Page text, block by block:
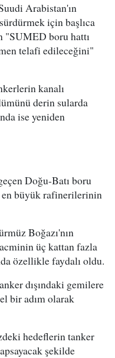
Arabistan'ın
için başlıca
"SUMED boru hattı
telafi edileceğini"
kanalı
derin sularda
ise yeniden
Doğu-Batı boru
en büyük rafinerilerinin
Boğazı'nın
üç kattan fazla
özellikle faydalı oldu.
dışındaki gemilere
bir adım olarak
hedeflerin tanker
şekilde